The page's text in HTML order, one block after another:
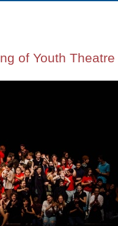
of Youth Theatre